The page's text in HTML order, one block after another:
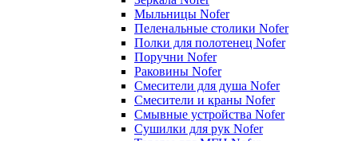
Мыльницы Nofer
Пеленальные столики Nofer
Полки для полотенец Nofer
Поручни Nofer
Раковины Nofer
Смесители для душа Nofer
Смесители и краны Nofer
Смывные устройства Nofer
Сушилки для рук Nofer